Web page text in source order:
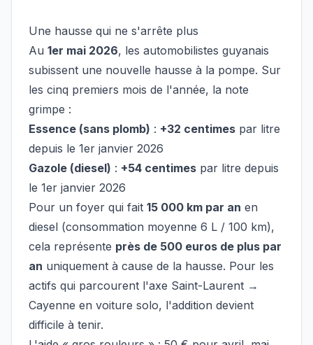
Une hausse qui ne s'arrête plus
Au 1er mai 2026, les automobilistes guyanais
subissent une nouvelle hausse à la pompe. Sur
les cinq premiers mois de l'année, la note
grimpe :
Essence (sans plomb) : +32 centimes par litre
depuis le 1er janvier 2026
Gazole (diesel) : +54 centimes par litre depuis
le 1er janvier 2026
Pour un foyer qui fait 15 000 km par an en
diesel (consommation moyenne 6 L / 100 km),
cela représente près de 500 euros de plus par
an uniquement à cause de la hausse. Pour les
actifs qui parcourent l'axe Saint-Laurent →
Cayenne en voiture solo, l'addition devient
difficile à tenir.